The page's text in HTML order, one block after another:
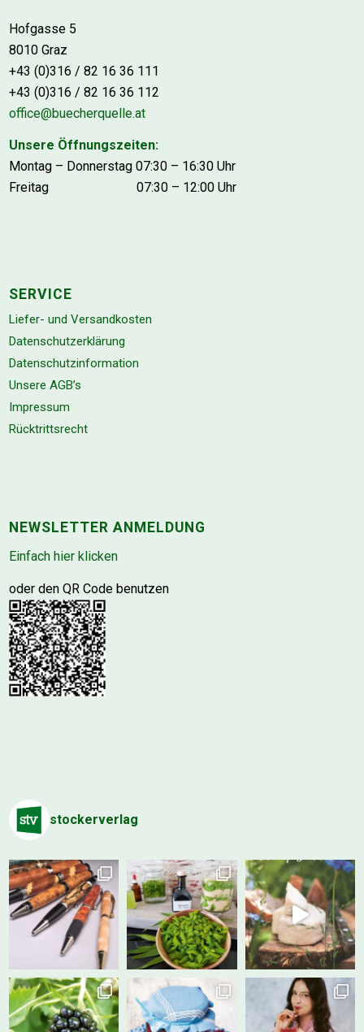
Hofgasse 5
8010 Graz
+43 (0)316 / 82 16 36 111
+43 (0)316 / 82 16 36 112
office@buecherquelle.at
Unsere Öffnungszeiten:
Montag – Donnerstag 07:30 – 16:30 Uhr
Freitag 07:30 – 12:00 Uhr
SERVICE
Liefer- und Versandkosten
Datenschutzerklärung
Datenschutzinformation
Unsere AGB’s
Impressum
Rücktrittsrecht
NEWSLETTER ANMELDUNG
Einfach hier klicken
oder den QR Code benutzen
stockerverlag